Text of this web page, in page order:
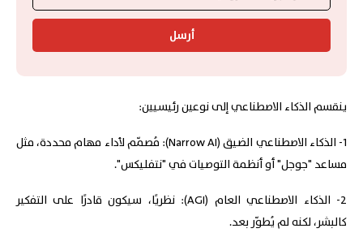
أرسل
ينقسم الذكاء الاصطناعي إلى نوعين رئيسيين:
1- الذكاء الاصطناعي الضيق (Narrow AI): مُصمّم لأداء مهام محددة، مثل
مساعد "جوجل" أو أنظمة التوصيات في "نتفليكس".
2- الذكاء الاصطناعي العام (AGI): نظريًا، سيكون قادرًا على التفكير
كالبشر، لكنه لم يُطوّر بعد.